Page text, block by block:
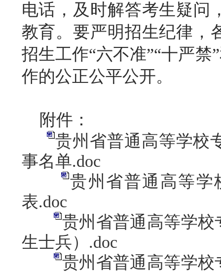
电话，及时解答考生疑问
教育。要严明招生纪律，
招生工作“六不准”“十严禁
作的公正公平公开。
附件：
贵州省普通高等学校
事名单.doc
贵州省普通高等学
表.doc
贵州省普通高等学
生士兵）.doc
贵州省普通高等学